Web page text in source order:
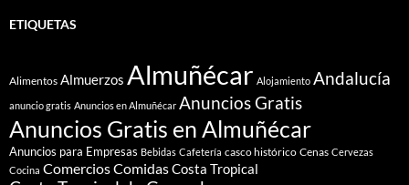
ETIQUETAS
Alimentos Almuerzos Almuñécar Alojamiento Andalucía
anuncio gratis Anuncios en Almuñécar Anuncios Gratis
Anuncios Gratis en Almuñécar
Anuncios para Empresas Bebidas Cafetería casco histórico Cenas Cervezas
Cocina ComerciosComidasCosta Tropical